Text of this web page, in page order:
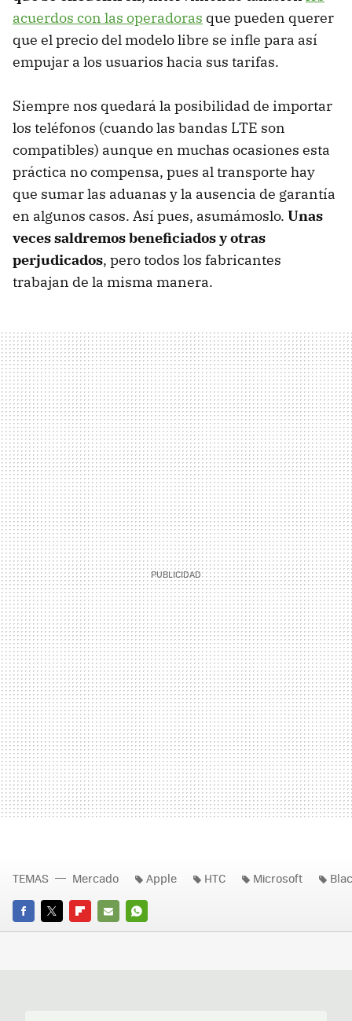
acuerdos con las operadoras que pueden querer
que el precio del modelo libre se infle para así
empujar a los usuarios hacia sus tarifas.
Siempre nos quedará la posibilidad de importar
los teléfonos (cuando las bandas LTE son
compatibles) aunque en muchas ocasiones esta
práctica no compensa, pues al transporte hay
que sumar las aduanas y la ausencia de garantía
en algunos casos. Así pues, asumámoslo. Unas
veces saldremos beneficiados y otras
perjudicados, pero todos los fabricantes
trabajan de la misma manera.
FACEBOOK
TWITTERFLIPBOARD
E-
WHATSAPP
TEMAS Mercado Apple HTC Microsoft